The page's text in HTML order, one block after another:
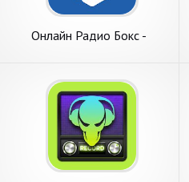
Онлайн Радио Бокс -